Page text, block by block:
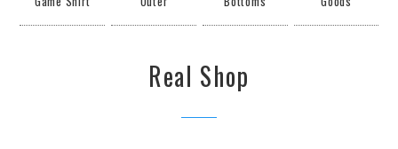
Real Shop